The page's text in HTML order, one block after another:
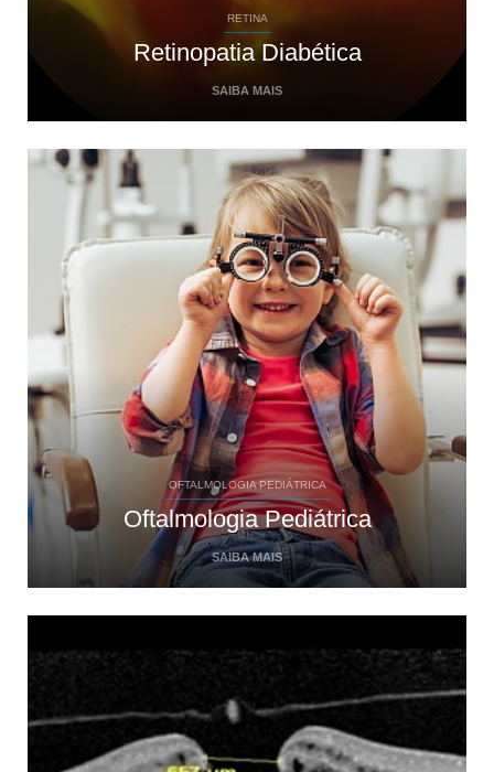
RETINA
Retinopatia Diabética
SAIBA MAIS
OFTALMOLOGIA PEDIÁTRICA
Oftalmologia Pediátrica
SAIBA MAIS